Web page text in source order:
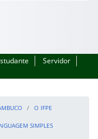
YouTube
Servidor
O IFPE
SIMPLES